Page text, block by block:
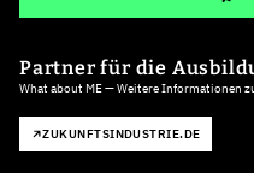
Partner für die
What about ME — Weitere Informationen
ZUKUNFTSINDUSTRIE.DE